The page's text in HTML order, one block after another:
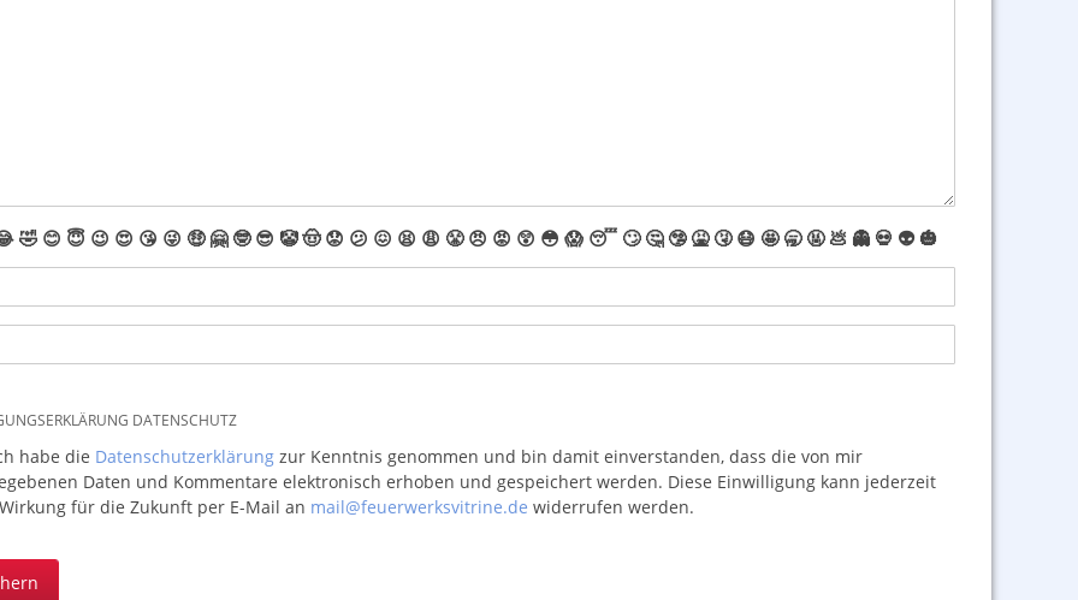
🤣 😊 😇 😉 😍 😘 😜 🤑 🤗 🤓 😎 🤡🤠 😟 😕 😖 😫 😩 😤 😠 😡 😲 😳 😱 😴 🙄 🤔 🤥 🤮 🤧 😷 🤩 🥱 🤬 💩 👻 💀 👽 🎃
DATENSCHUTZ
habe die Datenschutzerklärungzur Kenntnis genommen und bin damit einverstanden, dass die von mir
Daten und Kommentare elektronisch erhoben und gespeichert werden. Diese Einwilligung kann jederzeit
für die Zukunft per E-Mail an mail@feuerwerksvitrine.de widerrufen werden.